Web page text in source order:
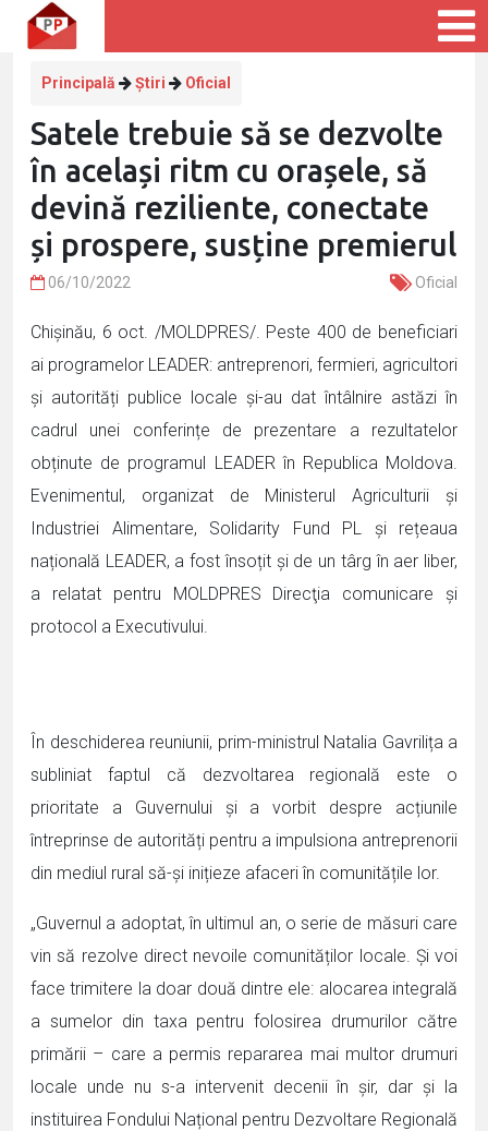
Principală Știri Oficial
Satele trebuie să se dezvolte
în același ritm cu orașele, să
devină reziliente, conectate
și prospere, susține premierul
06/10/2022 Oficial
Chişinău, 6 oct. /MOLDPRES/. Peste 400 de beneficiari
ai programelor LEADER: antreprenori, fermieri, agricultori
și autorități publice locale și-au dat întâlnire astăzi în
cadrul unei conferințe de prezentare a rezultatelor
obținute de programul LEADER în Republica Moldova.
Evenimentul, organizat de Ministerul Agriculturii și
Industriei Alimentare, Solidarity Fund PL și rețeaua
națională LEADER, a fost însoțit și de un târg în aer liber,
a relatat pentru MOLDPRES Direcţia comunicare și
protocol a Executivului.
În deschiderea reuniunii, prim-ministrul Natalia Gavrilița a
subliniat faptul că dezvoltarea regională este o
prioritate a Guvernului și a vorbit despre acțiunile
întreprinse de autorități pentru a impulsiona antreprenorii
din mediul rural să-și inițieze afaceri în comunitățile lor.
„Guvernul a adoptat, în ultimul an, o serie de măsuri care
vin să rezolve direct nevoile comunităților locale. Și voi
face trimitere la doar două dintre ele: alocarea integrală
a sumelor din taxa pentru folosirea drumurilor către
primării – care a permis repararea mai multor drumuri
locale unde nu s-a intervenit decenii în șir, dar și la
instituirea Fondului Național pentru Dezvoltare Regională